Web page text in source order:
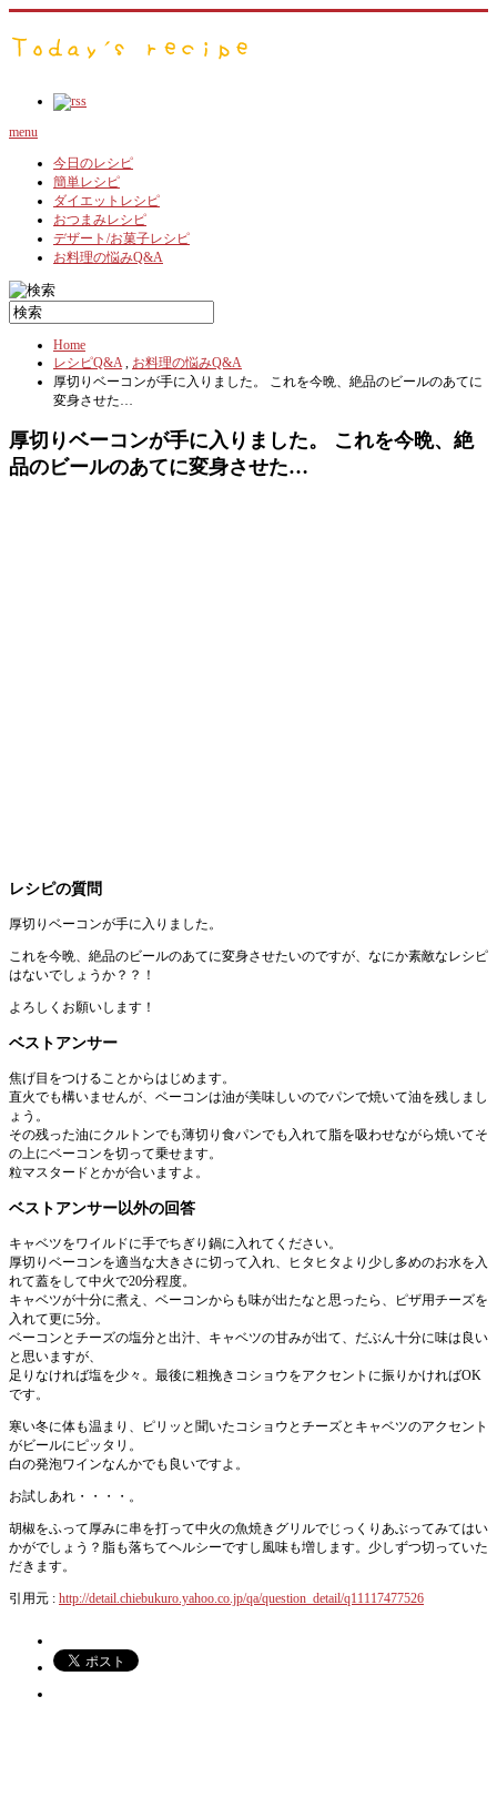
menu
今日のレシピ
簡単レシピ
ダイエットレシピ
おつまみレシピ
デザート/お菓子レシピ
お料理の悩みQ&A
Home
レシピQ&A, お料理の悩みQ&A
厚切りベーコンが手に入りました。 これを今晩、絶品のビールのあてに
変身させた…
厚切りベーコンが手に入りました。 これを今晩、絶
品のビールのあてに変身させた…
レシピの質問
厚切りベーコンが手に入りました。
これを今晩、絶品のビールのあてに変身させたいのですが、なにか素敵なレシピ
はないでしょうか？？！
よろしくお願いします！
ベストアンサー
焦げ目をつけることからはじめます。
直火でも構いませんが、ベーコンは油が美味しいのでパンで焼いて油を残しまし
ょう。
その残った油にクルトンでも薄切り食パンでも入れて脂を吸わせながら焼いてそ
の上にベーコンを切って乗せます。
粒マスタードとかが合いますよ。
ベストアンサー以外の回答
キャベツをワイルドに手でちぎり鍋に入れてください。
厚切りベーコンを適当な大きさに切って入れ、ヒタヒタより少し多めのお水を入
れて蓋をして中火で20分程度。
キャベツが十分に煮え、ベーコンからも味が出たなと思ったら、ピザ用チーズを
入れて更に5分。
ベーコンとチーズの塩分と出汁、キャベツの甘みが出て、だぶん十分に味は良い
と思いますが、
足りなければ塩を少々。最後に粗挽きコショウをアクセントに振りかければOK
です。
寒い冬に体も温まり、ピリッと聞いたコショウとチーズとキャベツのアクセント
がビールにピッタリ。
白の発泡ワインなんかでも良いですよ。
お試しあれ・・・・。
胡椒をふって厚みに串を打って中火の魚焼きグリルでじっくりあぶってみてはい
かがでしょう？脂も落ちてヘルシーですし風味も増します。少しずつ切っていた
だきます。
引用元 : http://detail.chiebukuro.yahoo.co.jp/qa/question_detail/q11117477526